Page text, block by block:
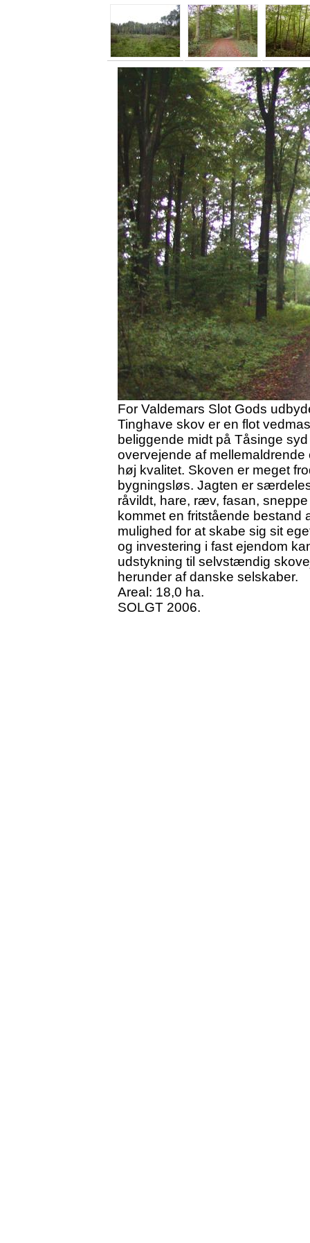
For Valdemars Slot Gods
Tinghave skov er en flot
beliggende midt på Tåsinge
overvejende af
høj kvalitet. Skoven er meget
bygningsløs. Jagten er
råvildt, hare, ræv, fasan,
kommet en fritstående
mulighed for at skabe sig sit
og investering i fast ejendom
udstykning til selvstændig
herunder af danske selskaber.
Areal: 18,0 ha.
SOLGT 2006.